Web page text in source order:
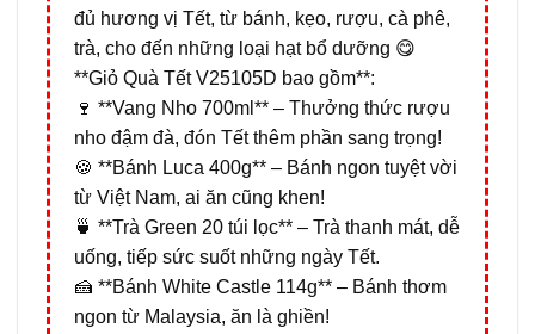
đủ hương vị Tết, từ bánh, kẹo, rượu, cà phê,
trà, cho đến những loại hạt bổ dưỡng 😋
**Giỏ Quà Tết V25105D bao gồm**:
🍷 **Vang Nho 700ml** – Thưởng thức rượu
nho đậm đà, đón Tết thêm phần sang trọng!
🍪 **Bánh Luca 400g** – Bánh ngon tuyệt vời
từ Việt Nam, ai ăn cũng khen!
🍵 **Trà Green 20 túi lọc** – Trà thanh mát, dễ
uống, tiếp sức suốt những ngày Tết.
🍰 **Bánh White Castle 114g** – Bánh thơm
ngon từ Malaysia, ăn là ghiền!